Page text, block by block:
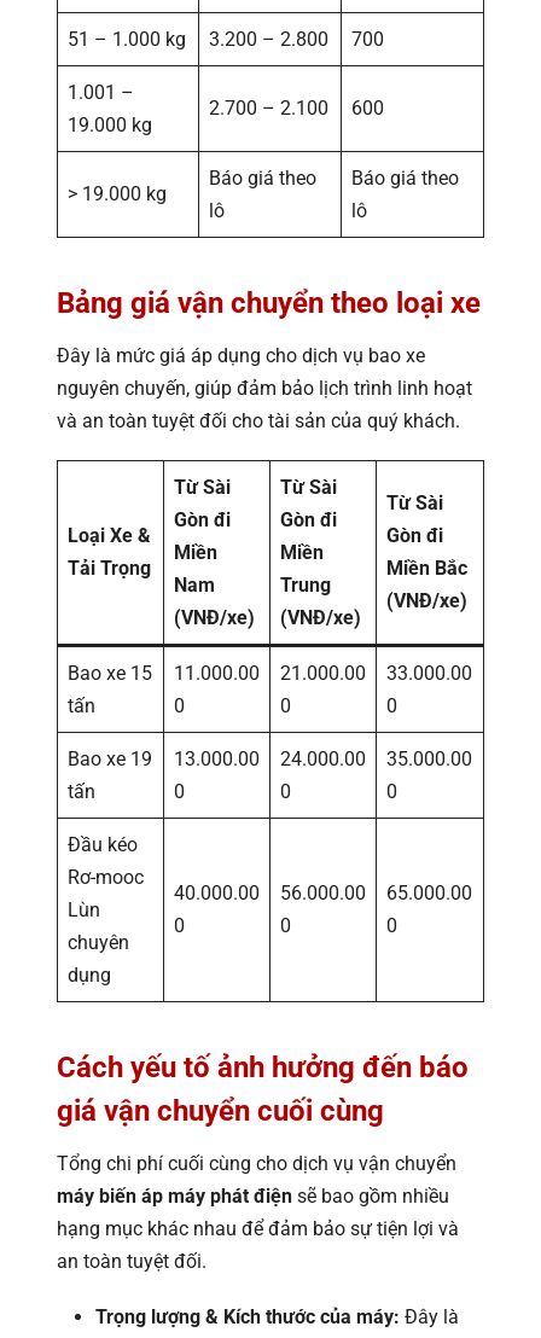
51 – 1.000 kg 3.200 – 2.800 700
1.001 –
19.000 kg
2.700 – 2.100 600
> 19.000 kg
Báo giá theo
lô
Báo giá theo
lô
Bảng giá vận chuyển theo loại xe
Đây là mức giá áp dụng cho dịch vụ bao xe
nguyên chuyến, giúp đảm bảo lịch trình linh hoạt
và an toàn tuyệt đối cho tài sản của quý khách.
Loại Xe &
Tải Trọng
Từ Sài
Gòn đi
Miền
Nam
(VNĐ/xe)
Từ Sài
Gòn đi
Miền
Trung
(VNĐ/xe)
Từ Sài
Gòn đi
Miền Bắc
(VNĐ/xe)
Bao xe 15
tấn
11.000.00
0
21.000.00
0
33.000.00
0
Bao xe 19
tấn
13.000.00
0
24.000.00
0
35.000.00
0
Đầu kéo
Rơ-mooc
Lùn
chuyên
dụng
40.000.00
0
56.000.00
0
65.000.00
0
Cách yếu tố ảnh hưởng đến báo
giá vận chuyển cuối cùng
Tổng chi phí cuối cùng cho dịch vụ vận chuyển
máy biến áp máy phát điện sẽ bao gồm nhiều
hạng mục khác nhau để đảm bảo sự tiện lợi và
an toàn tuyệt đối.
Trọng lượng & Kích thước của máy: Đây là